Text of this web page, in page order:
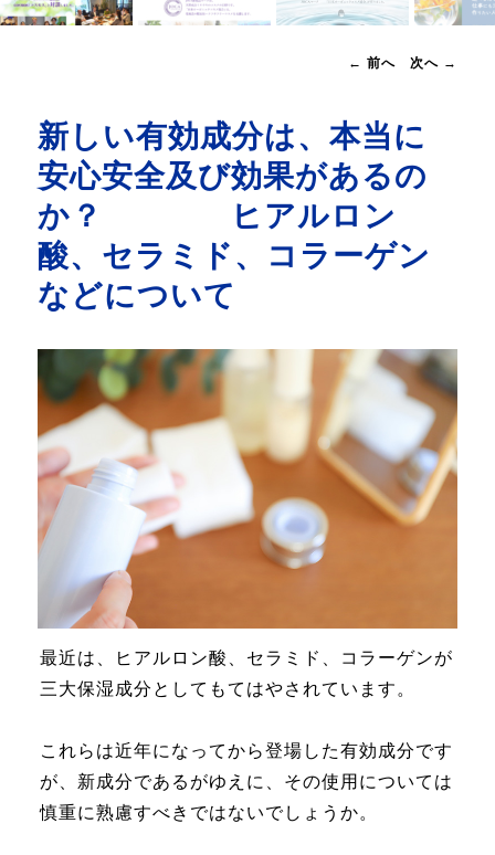
へ
投
ビ
ー
ョ
← 前へ 次へ →
新しい有効成分は、本当に
安心安全及び効果があるの
か？ ヒアルロン
酸、セラミド、コラーゲン
などについて
最近は、ヒアルロン酸、セラミド、コラーゲンが
三大保湿成分としてもてはやされています。
これらは近年になってから登場した有効成分です
が、新成分であるがゆえに、その使用については
慎重に熟慮すべきではないでしょうか。